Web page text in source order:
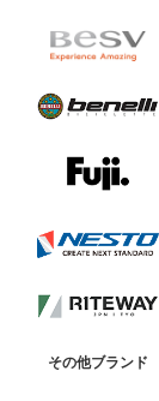
その他ブランド